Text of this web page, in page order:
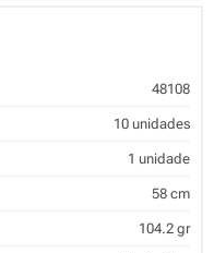
48108
10 unidades
1 unidade
58 cm
104.2 gr